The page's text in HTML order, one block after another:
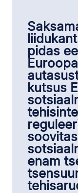
pidas
kutsus
enam